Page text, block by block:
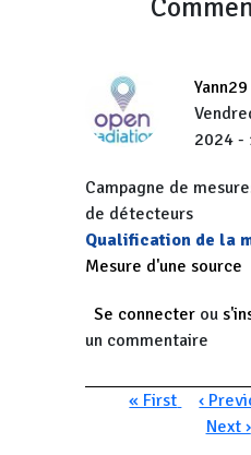
Yann29
2024 -
Campagne de
de détecteurs
Qualification de la
Mesure d'une source
Se connecter ou
un commentaire
Pagination
Première page
« First Page
‹
Page
Next ›